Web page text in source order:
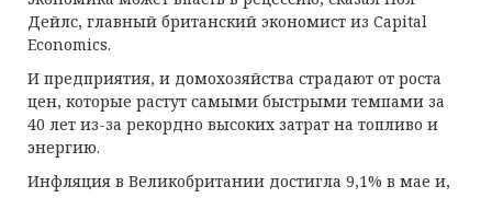
Дейлс, главный британский экономист из Capital
Economics.
И предприятия, и домохозяйства страдают от роста
цен, которые растут самыми быстрыми темпами за
40 лет из-за рекордно высоких затрат на топливо и
энергию.
Инфляция в Великобритании достигла 9,1% в мае и,